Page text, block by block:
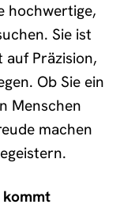
hochwertige,
Sie ist
Präzision,
Ob Sie ein
Menschen
machen
kommt